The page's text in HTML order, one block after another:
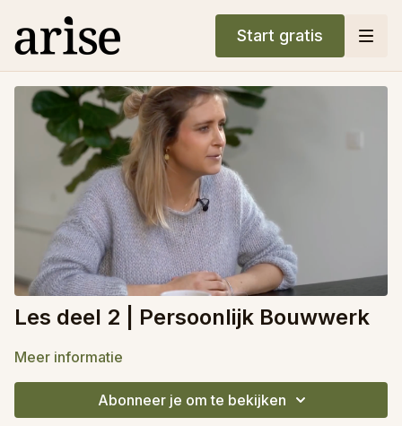
Start gratis
Les deel 2 | Persoonlijk Bouwwerk
Meer informatie
Abonneer je om te bekijken